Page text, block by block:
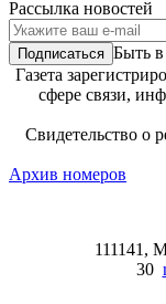
Рассылка новостей
Быть
Газета
сфере связи,
Свидетельство о
Архив номеров
111141,
30